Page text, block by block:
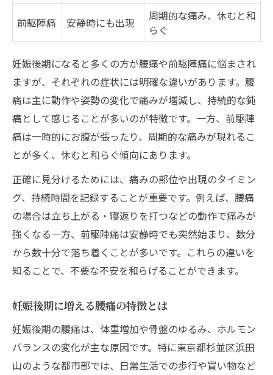
前駆陣痛 安静時にも出現
周期的な痛み、休むと和
らぐ
妊娠後期になると多くの方が腰痛や前駆陣痛に悩まされ
ますが、それぞれの症状には明確な違いがあります。腰
痛は主に動作や姿勢の変化で痛みが増減し、持続的な鈍
痛として感じることが多いのが特徴です。一方、前駆陣
痛は一時的にお腹が張ったり、周期的な痛みが現れるこ
とが多く、休むと和らぐ傾向にあります。
正確に見分けるためには、痛みの部位や出現のタイミン
グ、持続時間を記録することが重要です。例えば、腰痛
の場合は立ち上がる・寝返りを打つなどの動作で痛みが
強くなる一方、前駆陣痛は安静時でも突然始まり、数分
から数十分で落ち着くことが多いです。これらの違いを
知ることで、不要な不安を和らげることができます。
妊娠後期に増える腰痛の特徴とは
妊娠後期の腰痛は、体重増加や骨盤のゆるみ、ホルモン
バランスの変化が主な原因です。特に東京都杉並区浜田
山のような都市部では、日常生活での歩行や買い物など